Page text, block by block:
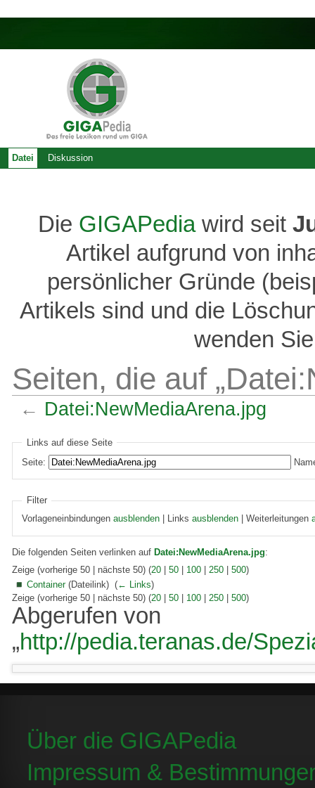
Die GIGAPediawird seit
Artikel aufgrund von
persönlicher Gründe
Artikels sind und die
wenden
Seiten, die auf
← Datei:NewMediaArena.jpg
Links auf diese Seite
Seite:
Filter
Vorlageneinbindungenausblenden | Linksausblenden | Weiterleitungen
Die folgenden Seiten verlinken auf Datei:NewMediaArena.jpg:
Zeige (vorherige 50 | nächste 50) (20 50 100 250 500)
Container(Dateilink) ‎(← Links)
Zeige (vorherige 50 | nächste 50) (20 50 100 250 500)
Abgerufen von
„http://pedia.teranas.de/
Datei Diskussion
Über die GIGAPedia
Impressum &